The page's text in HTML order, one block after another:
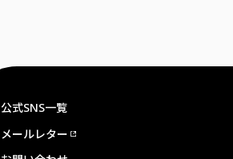
公式SNS一覧
メールレター